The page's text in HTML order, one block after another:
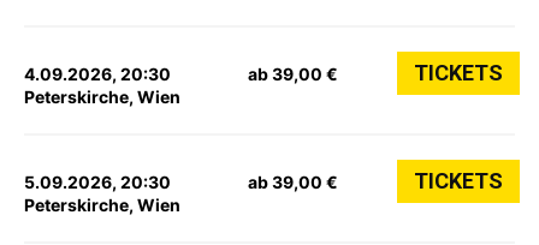
4.09.2026, 20:30
Peterskirche, Wien
ab 39,00 € TICKETS
5.09.2026, 20:30
Peterskirche, Wien
ab 39,00 € TICKETS